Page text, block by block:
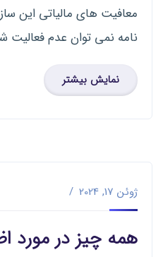
معافیت های مالیاتی این
نامه نمی توان عدم فعالیت
نمایش بیشتر
ژوئن 17, 2024
همه چیز در مورد